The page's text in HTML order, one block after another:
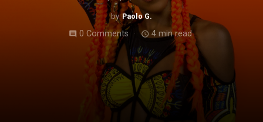
Paolo G.
comment 0 Comments access_time 4 min read